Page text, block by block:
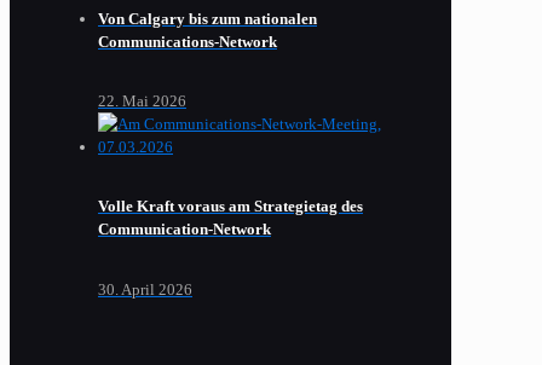
Von Calgary bis zum nationalen
Communications-Network
22. Mai 2026
Volle Kraft voraus am Strategietag des
Communication-Network
30. April 2026